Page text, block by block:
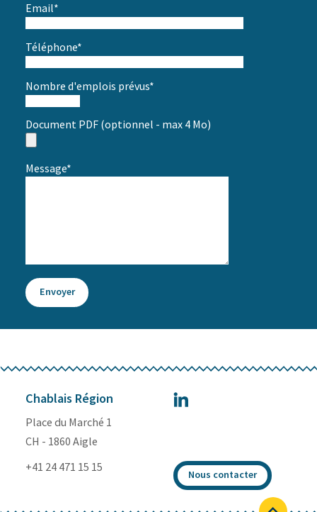
Email*
Téléphone*
Nombre d'emplois prévus*
Document PDF (optionnel - max 4 Mo)
Message*
Chablais Région
Place du Marché 1
CH - 1860 Aigle
+41 24 471 15 15
Nous contacter